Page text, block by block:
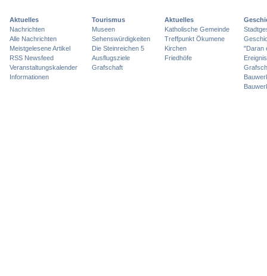
Aktuelles
Nachrichten
Alle Nachrichten
Meistgelesene Artikel
RSS Newsfeed
Veranstaltungskalender
Informationen
Tourismus
Museen
Sehenswürdigkeiten
Die Steinreichen 5
Ausflugsziele
Grafschaft
Aktuelles
Katholische Gemeinde
Treffpunkt Ökumene
Kirchen
Friedhöfe
"Daran